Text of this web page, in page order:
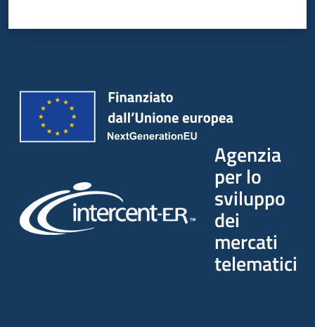
Agenzia
per lo
sviluppo
dei
mercati
telematici